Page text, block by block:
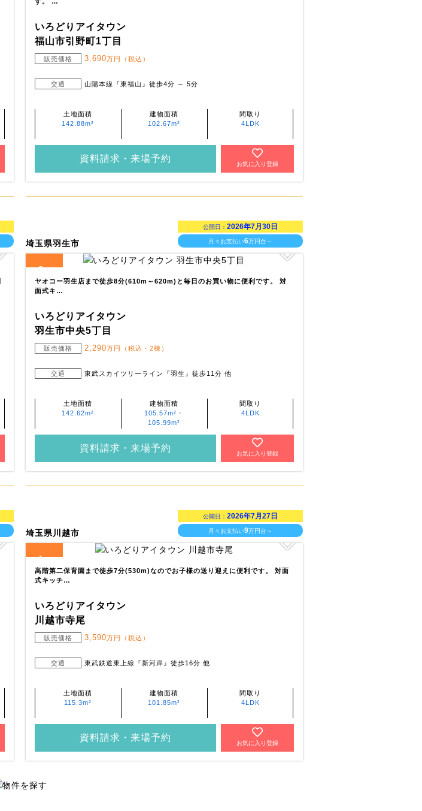
いろどりアイタウン
福山市引野町1丁目
販売価格 3,690万円（税込）
交通 山陽本線『東福山』徒歩4分 ～ 5分
土地面積
142.88m²
建物面積
102.67m²
間取り
4LDK
資料請求・来場予約
お気に入り登録
埼玉県羽生市
公開日： 2026年7月30日
月々お支払い6万円台～
2
ヤオコー羽生店まで徒歩8分(610m～620m)と毎日のお買い物に便利です。 対
面式キ…
いろどりアイタウン
羽生市中央5丁目
販売価格 2,290万円（税込・2棟）
交通 東武スカイツリーライン『羽生』徒歩11分 他
土地面積
142.62m²
建物面積
105.57m²・
105.99m²
間取り
4LDK
資料請求・来場予約
お気に入り登録
埼玉県川越市
公開日： 2026年7月27日
月々お支払い9万円台～
1
高階第二保育園まで徒歩7分(530m)なのでお子様の送り迎えに便利です。 対面
式キッチ…
いろどりアイタウン
川越市寺尾
販売価格 3,590万円（税込）
交通 東武鉄道東上線『新河岸』徒歩16分 他
土地面積
115.3m²
建物面積
101.85m²
間取り
4LDK
資料請求・来場予約
お気に入り登録